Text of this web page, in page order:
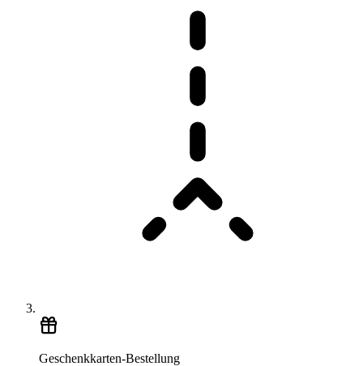
Geschenkkarten-Bestellung